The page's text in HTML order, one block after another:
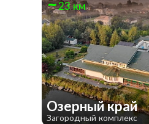
23 км
Озерный край
Загородный комплекс